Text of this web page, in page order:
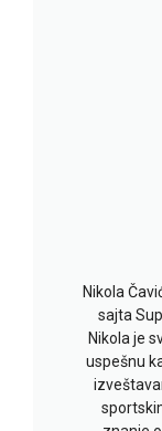
Nikola
sajta
Nikola je
uspešnu